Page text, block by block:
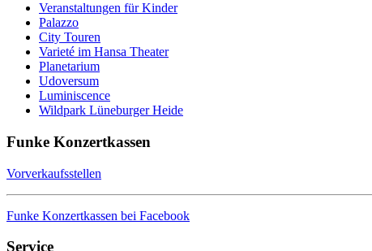
Veranstaltungen für Kinder
Palazzo
City Touren
Varieté im Hansa Theater
Planetarium
Udoversum
Luminiscence
Wildpark Lüneburger Heide
Funke Konzertkassen
Vorverkaufsstellen
Funke Konzertkassen bei Facebook
Service